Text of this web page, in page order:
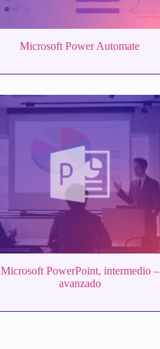
Microsoft Power Automate
Microsoft PowerPoint, intermedio –
avanzado